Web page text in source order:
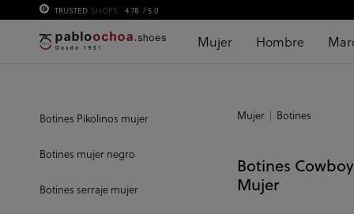
TRUSTED SHOPS 4.78 / 5.0
Mujer Hombre
Botines Pikolinos mujer
Botines mujer negro
Botines serraje mujer
Mujer Botines
Botines Cowboy
Mujer